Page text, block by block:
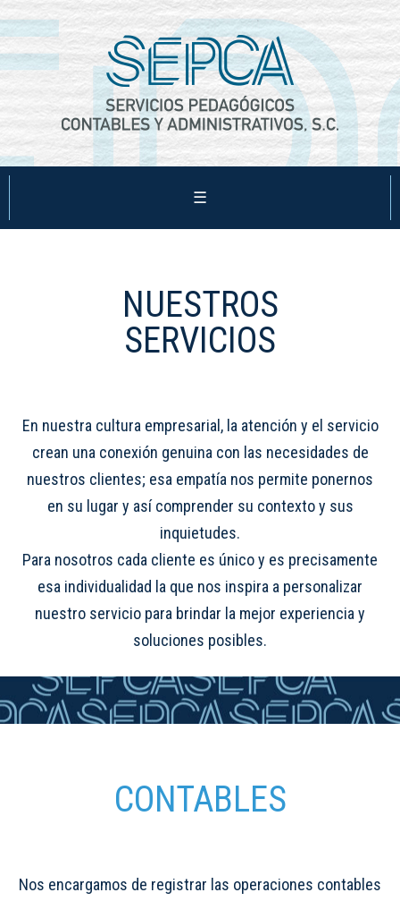
☰
NUESTROS
SERVICIOS
En nuestra cultura empresarial, la atención y el servicio
crean una conexión genuina con las necesidades de
nuestros clientes; esa empatía nos permite ponernos
en su lugar y así comprender su contexto y sus
inquietudes.
Para nosotros cada cliente es único y es precisamente
esa individualidad la que nos inspira a personalizar
nuestro servicio para brindar la mejor experiencia y
soluciones posibles.
CONTABLES
Nos encargamos de registrar las operaciones contables